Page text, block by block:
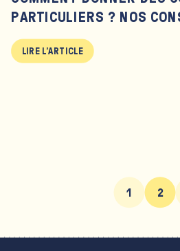
PARTICULIERS ? NOS
LIRE L'ARTICLE
1 2